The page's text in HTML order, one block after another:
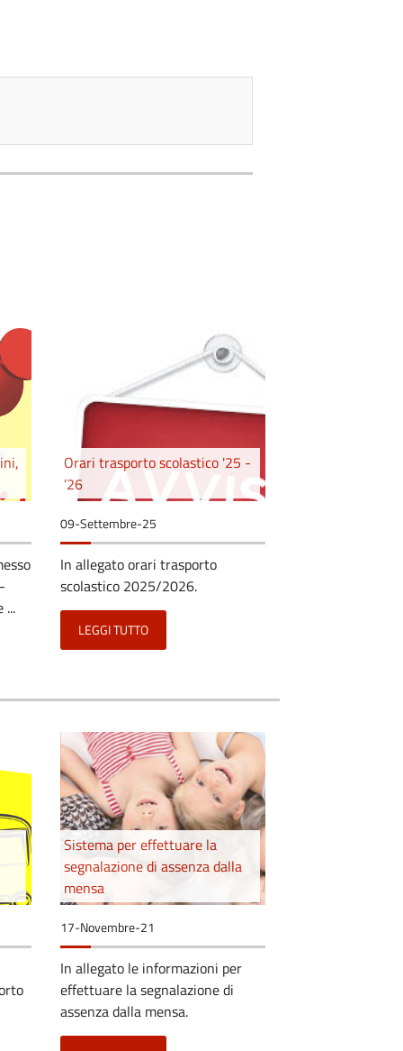
...
Orari trasporto scolastico '25 -
'26
09-Settembre-25
In allegato orari trasporto
scolastico 2025/2026.
LEGGI TUTTO
Sistema per effettuare la
segnalazione di assenza dalla
mensa
17-Novembre-21
In allegato le informazioni per
effettuare la segnalazione di
assenza dalla mensa.